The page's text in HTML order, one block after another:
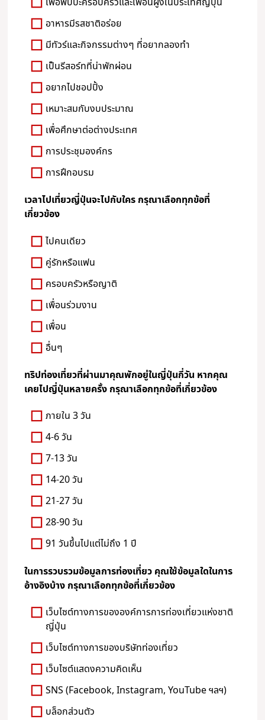
อาหารมีรสชาติอร่อย
มีทัวร์และกิจกรรมต่างๆ ที่อยากลองทำ
เป็นรีสอร์ทที่น่าพักผ่อน
อยากไปชอปปิ้ง
เหมาะสมกับงบประมาณ
เพื่อศึกษาต่อต่างประเทศ
การประชุมองค์กร
การฝึกอบรม
เวลาไปเที่ยวญี่ปุ่นจะไปกับใคร กรุณาเลือกทุกข้อที่
เกี่ยวข้อง
ไปคนเดียว
คู่รักหรือแฟน
ครอบครัวหรือญาติ
เพื่อนร่วมงาน
เพื่อน
อื่นๆ
ทริปท่องเที่ยวที่ผ่านมาคุณพักอยู่ในญี่ปุ่นกี่วัน หากคุณ
เคยไปญี่ปุ่นหลายครั้ง กรุณาเลือกทุกข้อที่เกี่ยวข้อง
ภายใน 3 วัน
4-6 วัน
7-13 วัน
14-20 วัน
21-27 วัน
28-90 วัน
91 วันขึ้นไปแต่ไม่ถึง 1 ปี
ในการรวบรวมข้อมูลการท่องเที่ยว คุณใช้ข้อมูลใดในการ
อ้างอิงบ้าง กรุณาเลือกทุกข้อที่เกี่ยวข้อง
เว็บไซต์ทางการขององค์การการท่องเที่ยวแห่งชาติ
ญี่ปุ่น
เว็บไซต์ทางการของบริษัทท่องเที่ยว
เว็บไซต์แสดงความคิดเห็น
SNS (Facebook, Instagram, YouTube ฯลฯ)
บล็อกส่วนตัว